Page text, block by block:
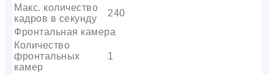
Макс. количество
кадров в секунду
240
Фронтальная камера
Количество
фронтальных
камер
1